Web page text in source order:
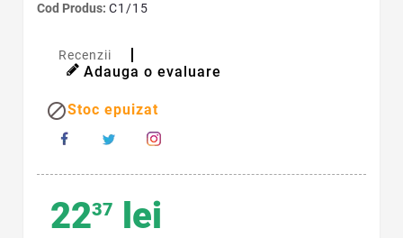
Cod Produs: C1/15
Recenzii
Adauga o evaluare
Stoc epuizat
2237 lei